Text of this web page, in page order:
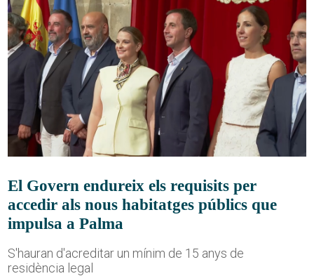
El Govern endureix els requisits per
accedir als nous habitatges públics que
impulsa a Palma
S'hauran d'acreditar un mínim de 15 anys de
residència legal